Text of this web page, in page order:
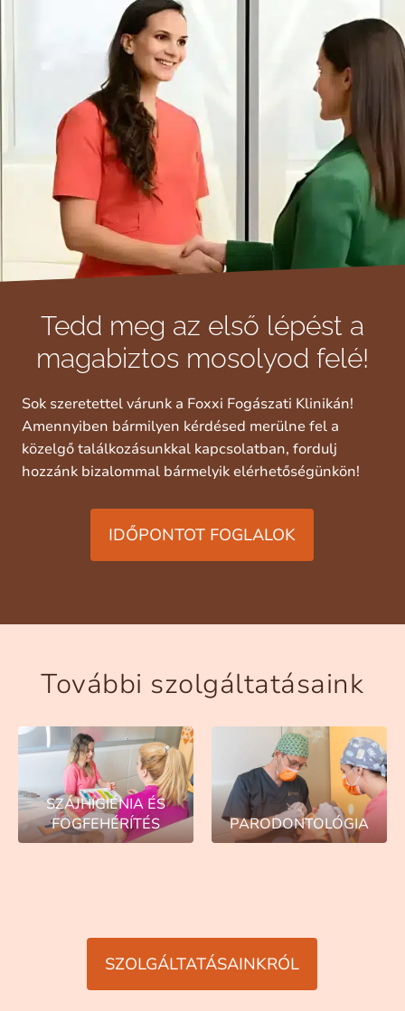
Tedd meg az első lépést a
magabiztos mosolyod felé!
Sok szeretettel várunk a Foxxi Fogászati Klinikán!
Amennyiben bármilyen kérdésed merülne fel a
közelgő találkozásunkkal kapcsolatban, fordulj
hozzánk bizalommal bármelyik elérhetőségünkön!
IDŐPONTOT FOGLALOK
További szolgáltatásaink
SZÁJHIGIÉNIA ÉS
FOGFEHÉRÍTÉS
PARODONTOLÓGIA
SZOLGÁLTATÁSAINKRÓL